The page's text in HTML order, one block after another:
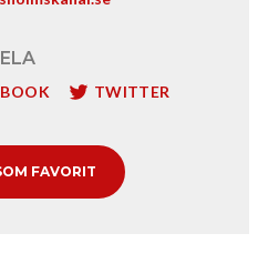
TWITTER
FAVORIT